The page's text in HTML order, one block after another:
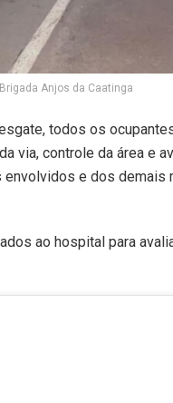
Anjos da Caatinga
todos os
via, controle da área e
envolvidos e dos demais
ao hospital para